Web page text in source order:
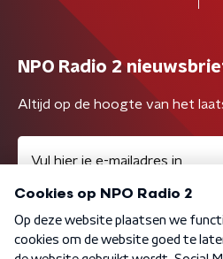
NPO Radio 2
Altijd op de hoogte van het